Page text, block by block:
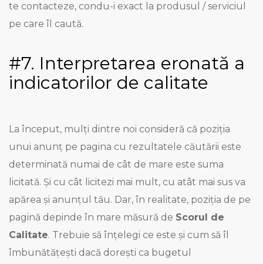
te contacteze, condu-i exact la produsul / serviciul
pe care îl caută.
#7. Interpretarea eronată a
indicatorilor de calitate
La început, mulți dintre noi consideră că poziția
unui anunț pe pagina cu rezultatele căutării este
determinată numai de cât de mare este suma
licitată. Și cu cât licitezi mai mult, cu atât mai sus va
apărea și anunțul tău. Dar, în realitate, poziția de pe
pagină depinde în mare măsură de Scorul de
Calitate. Trebuie să înțelegi ce este și cum să îl
îmbunătățești dacă dorești ca bugetul